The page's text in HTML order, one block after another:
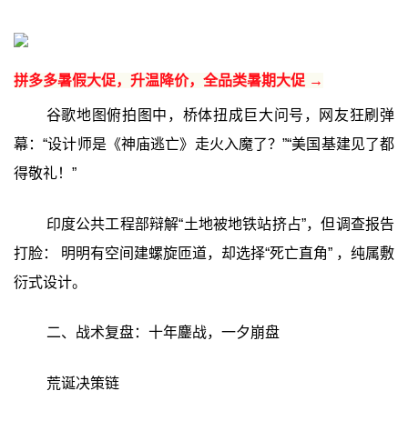
拼多多暑假大促，升温降价，全品类暑期大促 →
谷歌地图俯拍图中，桥体扭成巨大问号，网友狂刷弹
幕：“设计师是《神庙逃亡》走火入魔了？”“美国基建见了都
得敬礼！”
印度公共工程部辩解“土地被地铁站挤占”，但调查报告
打脸： 明明有空间建螺旋匝道，却选择“死亡直角” ，纯属敷
衍式设计。
二、战术复盘：十年鏖战，一夕崩盘
荒诞决策链